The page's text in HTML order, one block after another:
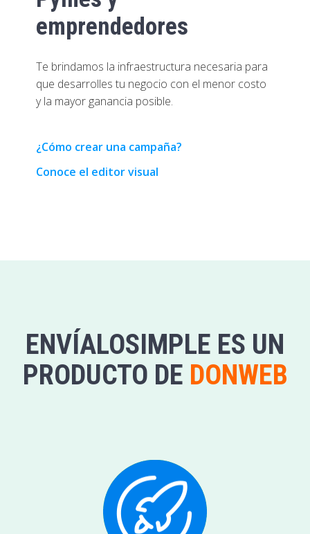
emprendedores
Te brindamos la infraestructura necesaria para
que desarrolles tu negocio con el menor costo
y la mayor ganancia posible.
¿Cómo crear una campaña?
Conoce el editor visual
ENVÍALOSIMPLE ES UN
PRODUCTO DE DONWEB